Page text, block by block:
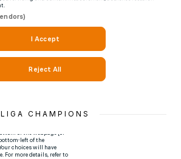
LIGA CHAMPIONS